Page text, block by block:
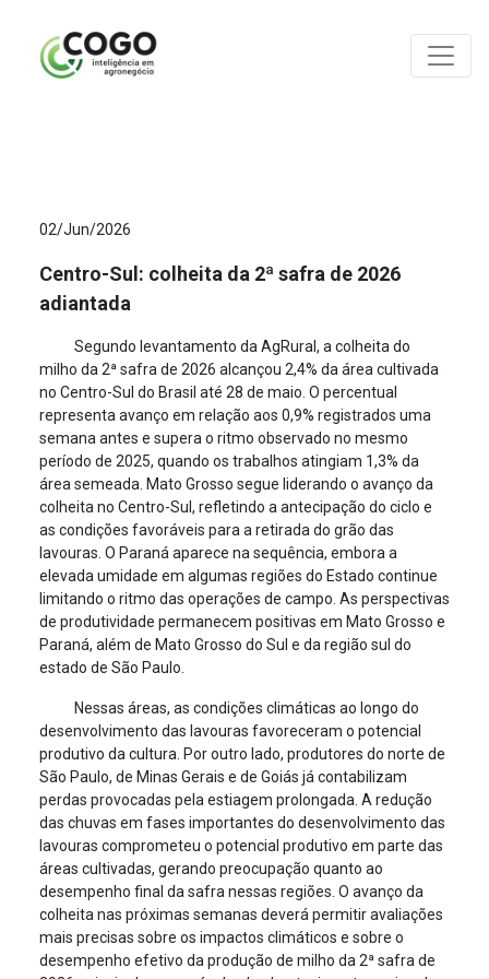
02/Jun/2026
Centro-Sul: colheita da 2ª safra de 2026
adiantada
Segundo levantamento da AgRural, a colheita do
milho da 2ª safra de 2026 alcançou 2,4% da área cultivada
no Centro-Sul do Brasil até 28 de maio. O percentual
representa avanço em relação aos 0,9% registrados uma
semana antes e supera o ritmo observado no mesmo
período de 2025, quando os trabalhos atingiam 1,3% da
área semeada. Mato Grosso segue liderando o avanço da
colheita no Centro-Sul, refletindo a antecipação do ciclo e
as condições favoráveis para a retirada do grão das
lavouras. O Paraná aparece na sequência, embora a
elevada umidade em algumas regiões do Estado continue
limitando o ritmo das operações de campo. As perspectivas
de produtividade permanecem positivas em Mato Grosso e
Paraná, além de Mato Grosso do Sul e da região sul do
estado de São Paulo.
Nessas áreas, as condições climáticas ao longo do
desenvolvimento das lavouras favoreceram o potencial
produtivo da cultura. Por outro lado, produtores do norte de
São Paulo, de Minas Gerais e de Goiás já contabilizam
perdas provocadas pela estiagem prolongada. A redução
das chuvas em fases importantes do desenvolvimento das
lavouras comprometeu o potencial produtivo em parte das
áreas cultivadas, gerando preocupação quanto ao
desempenho final da safra nessas regiões. O avanço da
colheita nas próximas semanas deverá permitir avaliações
mais precisas sobre os impactos climáticos e sobre o
desempenho efetivo da produção de milho da 2ª safra de